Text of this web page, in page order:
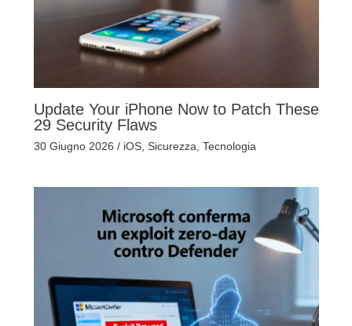
Update Your iPhone Now to Patch These
29 Security Flaws
30 Giugno 2026 / iOS, Sicurezza Tecnologia